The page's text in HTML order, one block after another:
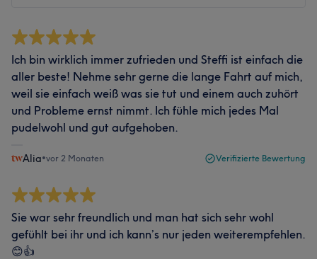
Ich bin wirklich immer zufrieden und Steffi ist einfach die
aller beste! Nehme sehr gerne die lange Fahrt auf mich,
weil sie einfach weiß was sie tut und einem auch zuhört
und Probleme ernst nimmt. Ich fühle mich jedes Mal
pudelwohl und gut aufgehoben.
Alia•vor 2 Monaten Verifizierte Bewertung
Sie war sehr freundlich und man hat sich sehr wohl
gefühlt bei ihr und ich kann’s nur jeden weiterempfehlen.
😊👍